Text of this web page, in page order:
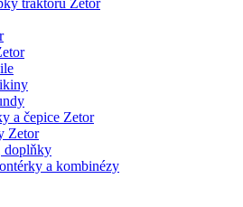
traktorů Zetor
a čepice Zetor
Zetor
doplňky
a kombinézy